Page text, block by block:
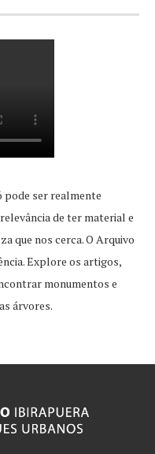
pode ser realmente
de ter material e
que nos cerca. O Arquivo
Explore os artigos,
monumentos e
árvores.